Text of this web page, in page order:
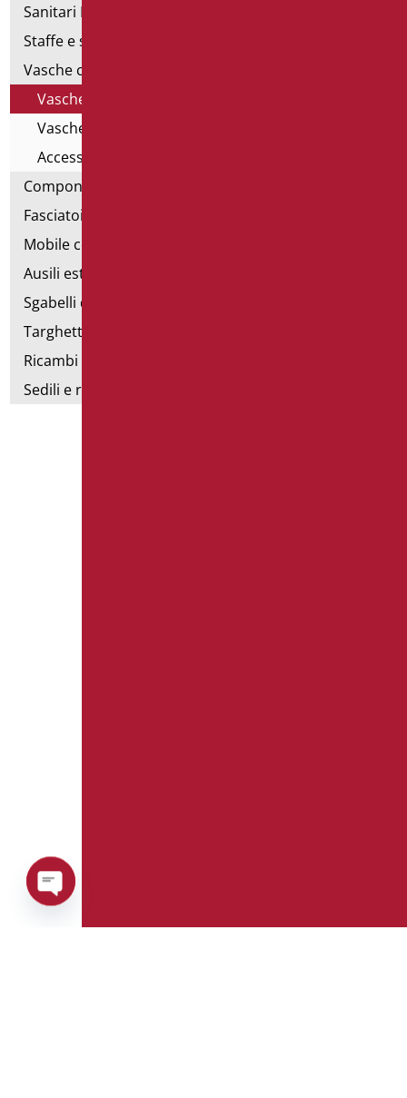
Sanitari Inox
Staffe e sostegni per cartongesso
Vasche con sportello
Vasche con sportello a sinistra
Vasche con sportello a destra
Accessori per vasca con porta
Componibili corrimano
Fasciatoi
Mobile con poltrona
Ausili estraibili
Sgabelli doccia
Targhette bagno
Ricambi e minuteria
Sedili e rialzi WC
Open
chaty